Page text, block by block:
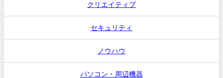
クリエイティブ
セキュリティ
ノウハウ
パソコン・周辺機器